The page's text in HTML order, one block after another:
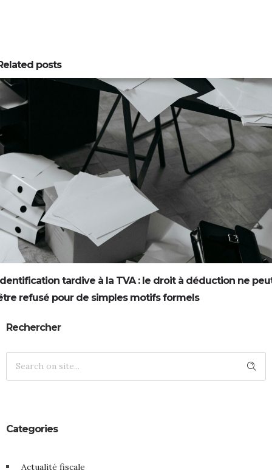
posts
0 0
tardive à la TVA : le droit à déduction ne
refusé pour de simples motifs formels
Rechercher
Categories
Actualité fiscale